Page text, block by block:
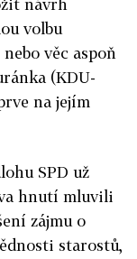
návrh
volbu
věc aspoň
(KDU-
na jejím
SPD už
hnutí mluvili
zájmu o
starostů,